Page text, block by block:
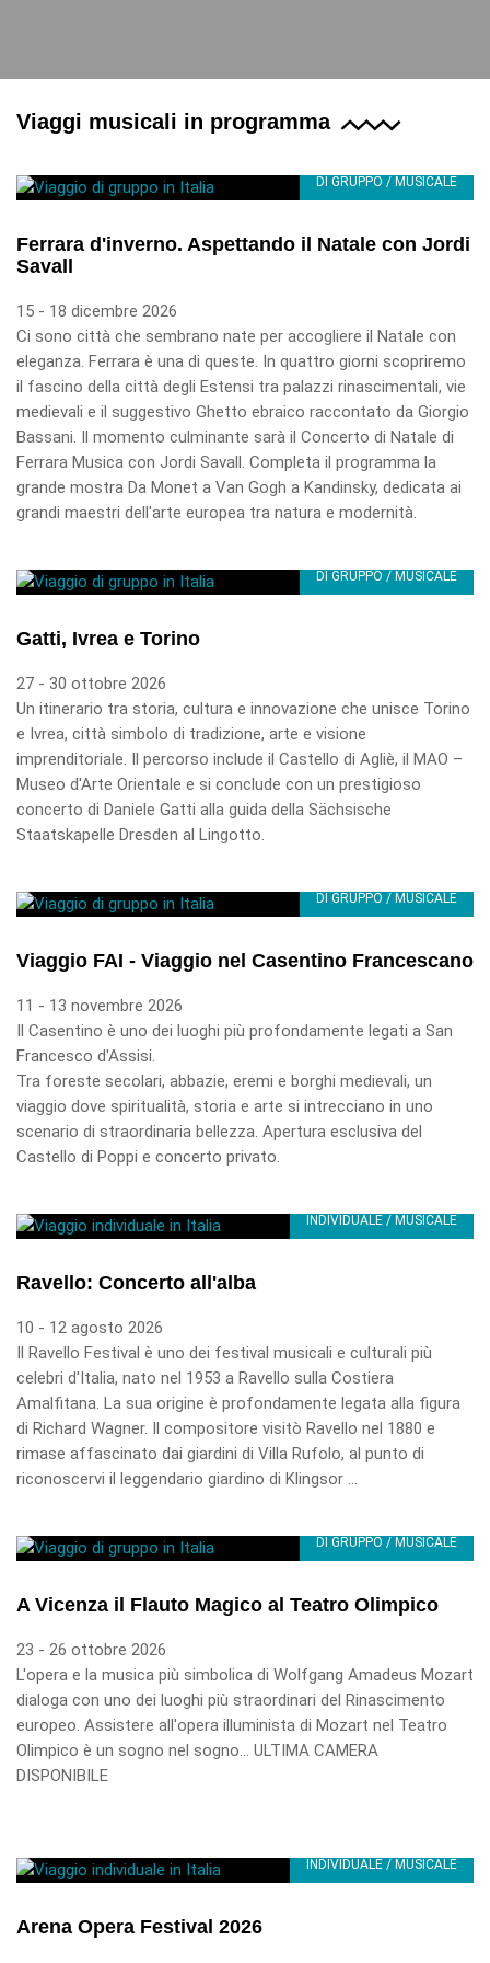
Viaggi musicali in programma
DI GRUPPO / MUSICALE
Ferrara d'inverno. Aspettando il Natale con Jordi
Savall
15 - 18 dicembre 2026
Ci sono città che sembrano nate per accogliere il Natale con
eleganza. Ferrara è una di queste. In quattro giorni scopriremo
il fascino della città degli Estensi tra palazzi rinascimentali, vie
medievali e il suggestivo Ghetto ebraico raccontato da Giorgio
Bassani. Il momento culminante sarà il Concerto di Natale di
Ferrara Musica con Jordi Savall. Completa il programma la
grande mostra Da Monet a Van Gogh a Kandinsky, dedicata ai
grandi maestri dell'arte europea tra natura e modernità.
DI GRUPPO / MUSICALE
Gatti, Ivrea e Torino
27 - 30 ottobre 2026
Un itinerario tra storia, cultura e innovazione che unisce Torino
e Ivrea, città simbolo di tradizione, arte e visione
imprenditoriale. Il percorso include il Castello di Agliè, il MAO –
Museo d'Arte Orientale e si conclude con un prestigioso
concerto di Daniele Gatti alla guida della Sächsische
Staatskapelle Dresden al Lingotto.
DI GRUPPO / MUSICALE
Viaggio FAI - Viaggio nel Casentino Francescano
11 - 13 novembre 2026
Il Casentino è uno dei luoghi più profondamente legati a San
Francesco d'Assisi.
Tra foreste secolari, abbazie, eremi e borghi medievali, un
viaggio dove spiritualità, storia e arte si intrecciano in uno
scenario di straordinaria bellezza. Apertura esclusiva del
Castello di Poppi e concerto privato.
INDIVIDUALE / MUSICALE
Ravello: Concerto all'alba
10 - 12 agosto 2026
Il Ravello Festival è uno dei festival musicali e culturali più
celebri d'Italia, nato nel 1953 a Ravello sulla Costiera
Amalfitana. La sua origine è profondamente legata alla figura
di Richard Wagner. Il compositore visitò Ravello nel 1880 e
rimase affascinato dai giardini di Villa Rufolo, al punto di
riconoscervi il leggendario giardino di Klingsor ...
DI GRUPPO / MUSICALE
A Vicenza il Flauto Magico al Teatro Olimpico
23 - 26 ottobre 2026
L'opera e la musica più simbolica di Wolfgang Amadeus Mozart
dialoga con uno dei luoghi più straordinari del Rinascimento
europeo. Assistere all'opera illuminista di Mozart nel Teatro
Olimpico è un sogno nel sogno... ULTIMA CAMERA
DISPONIBILE
INDIVIDUALE / MUSICALE
Arena Opera Festival 2026